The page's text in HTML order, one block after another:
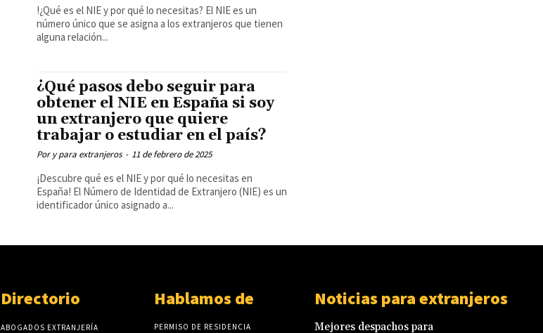
!¿Qué es el NIE y por qué lo necesitas? El NIE es un
número único que se asigna a los extranjeros que tienen
alguna relación...
¿Qué pasos debo seguir para
obtener el NIE en España si soy
un extranjero que quiere
trabajar o estudiar en el país?
Por y para extranjeros - 11 de febrero de 2025
¡Descubre qué es el NIE y por qué lo necesitas en
España! El Número de Identidad de Extranjero (NIE) es un
identificador único asignado a...
Directorio
ABOGADOS EXTRANJERÍA
Hablamos de
PERMISO DE RESIDENCIA
Noticias para extranjeros
Mejores despachos para